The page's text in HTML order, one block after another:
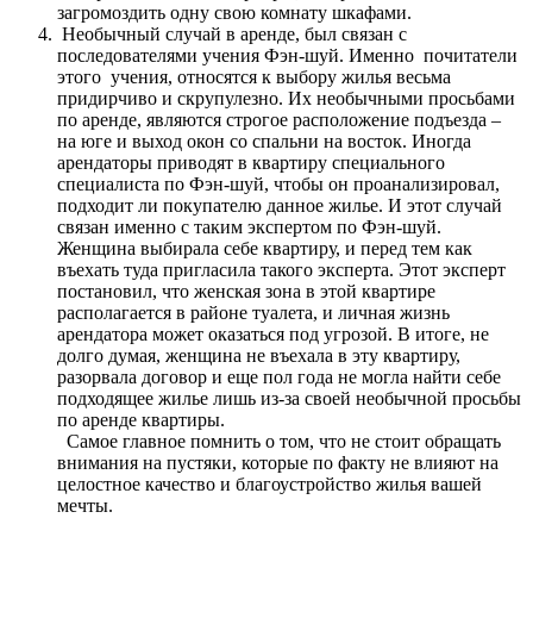
загромоздить одну свою комнату шкафами.
Необычный случай в аренде, был связан с
последователями учения Фэн-шуй. Именно почитатели
этого учения, относятся к выбору жилья весьма
придирчиво и скрупулезно. Их необычными просьбами
по аренде, являются строгое расположение подъезда –
на юге и выход окон со спальни на восток. Иногда
арендаторы приводят в квартиру специального
специалиста по Фэн-шуй, чтобы он проанализировал,
подходит ли покупателю данное жилье. И этот случай
связан именно с таким экспертом по Фэн-шуй.
Женщина выбирала себе квартиру, и перед тем как
въехать туда пригласила такого эксперта. Этот эксперт
постановил, что женская зона в этой квартире
располагается в районе туалета, и личная жизнь
арендатора может оказаться под угрозой. В итоге, не
долго думая, женщина не въехала в эту квартиру,
разорвала договор и еще пол года не могла найти себе
подходящее жилье лишь из-за своей необычной просьбы
по аренде квартиры.
Самое главное помнить о том, что не стоит обращать
внимания на пустяки, которые по факту не влияют на
целостное качество и благоустройство жилья вашей
мечты.